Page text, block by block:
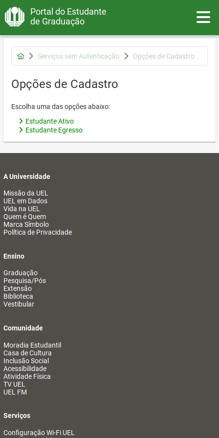
Portal do Estudante
de Graduação
Serviços sem Autenticação Opções de Cadastro
Opções de Cadastro
Escolha uma das opções abaixo:
Estudante Ativo
Estudante Egresso
A Universidade
Missão da UEL
UEL em Dados
Vida na UEL
Quem é Quem
Marca Símbolo
Política de Privacidade
Ensino
Graduação
Pesquisa/Pós
Extensão
Biblioteca
Vestibular
Comunidade
Moradia Estudantil
Casa de Cultura
Inclusão Social
Acessibilidade
Atividade Física
TV UEL
UEL FM
Serviços
Configuração Wi-Fi UEL